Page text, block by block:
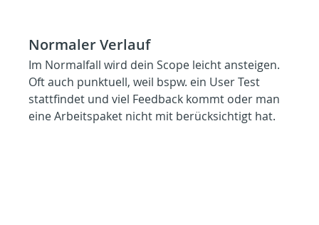
Normaler Verlauf
Im Normalfall wird dein Scope leicht ansteigen.
Oft auch punktuell, weil bspw. ein User Test
stattfindet und viel Feedback kommt oder man
eine Arbeitspaket nicht mit berücksichtigt hat.